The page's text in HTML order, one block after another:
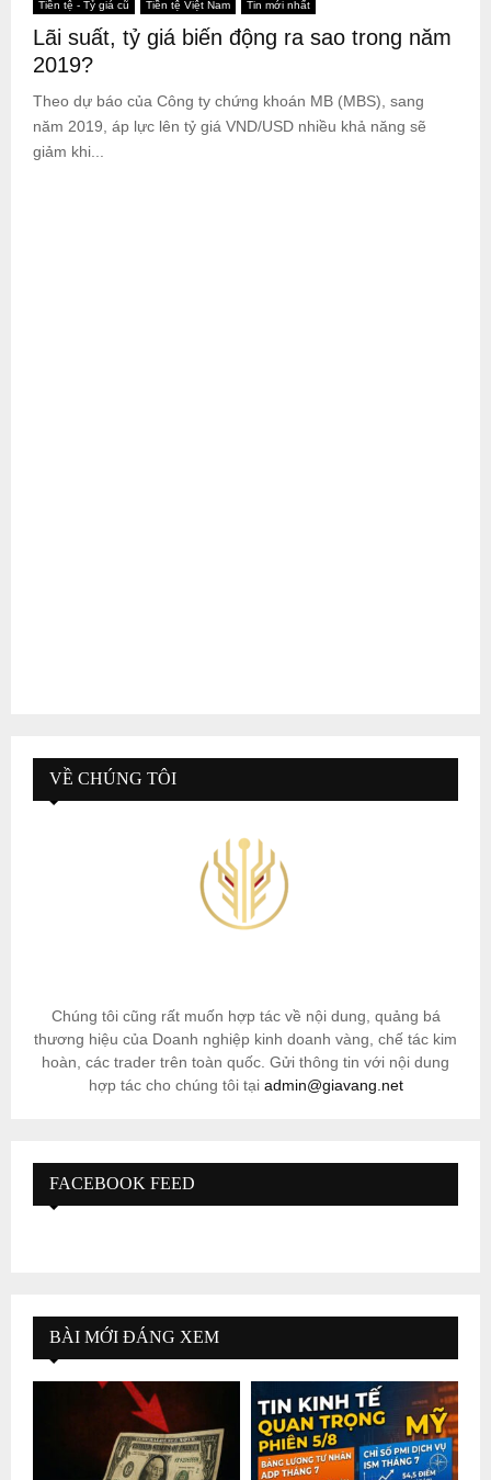
Tiền tệ - Tỷ giá cũ Tiền tệ Việt Nam Tin mới nhất
Lãi suất, tỷ giá biến động ra sao trong năm
2019?
Theo dự báo của Công ty chứng khoán MB (MBS), sang
năm 2019, áp lực lên tỷ giá VND/USD nhiều khả năng sẽ
giảm khi...
VỀ CHÚNG TÔI
Chúng tôi cũng rất muốn hợp tác về nội dung, quảng bá
thương hiệu của Doanh nghiệp kinh doanh vàng, chế tác kim
hoàn, các trader trên toàn quốc. Gửi thông tin với nội dung
hợp tác cho chúng tôi tại admin@giavang.net
FACEBOOK FEED
BÀI MỚI ĐÁNG XEM